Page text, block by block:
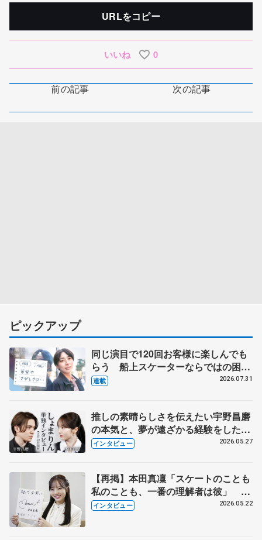
URLをコピー
いいね 0
前の記事 次の記事
ピックアップ
同じ演目で120回お客様に楽しんでも
らう 船上スケーターならではの困難
とは 影響あったPIW前キャプテン松
連載 2026.07.31
推しの素晴らしさを伝えたい宇野昌磨
の本気と、夢が遠ざかる経験をした本
田真凜の覚悟
インタビュー 2026.05.27
【再掲】本田真凜「スケートのことも
私のことも、一番の理解者は彼」 引
退時の単独インタビューで語った競技
インタビュー 2026.05.22